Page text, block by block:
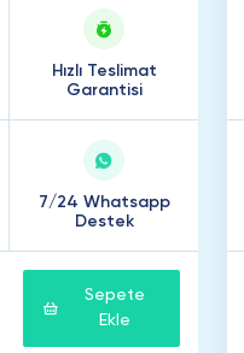
Hızlı Teslimat
Garantisi
7/24 Whatsapp
Destek
Sepete
Ekle